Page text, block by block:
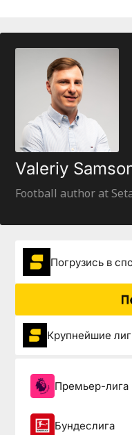
Valeriy
Football author at
Погрузиcь в
Крупнейшие
Премьер-лига
Бундеслига